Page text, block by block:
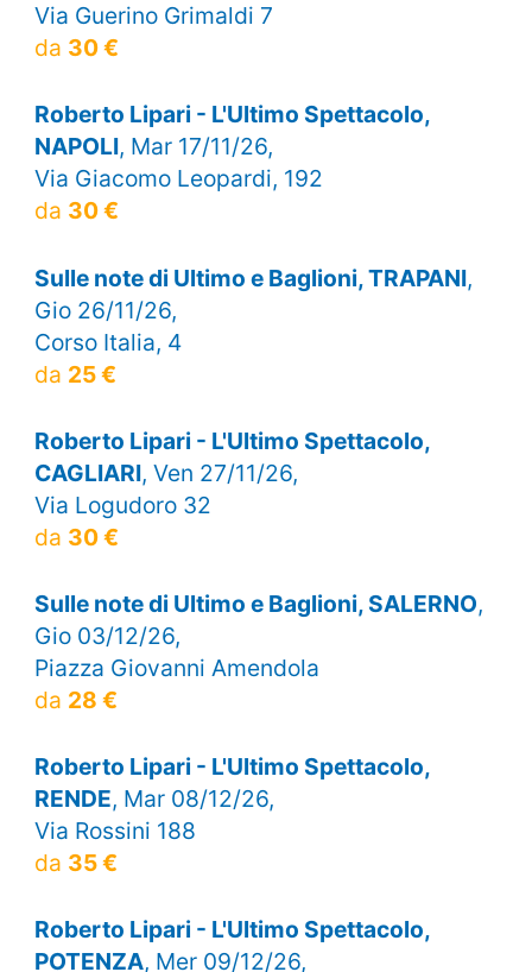
Via Guerino Grimaldi 7
da 30 €
Roberto Lipari - L'Ultimo Spettacolo,
NAPOLI, Mar 17/11/26,
Via Giacomo Leopardi, 192
da 30 €
Sulle note di Ultimo e Baglioni, TRAPANI,
Gio 26/11/26,
Corso Italia, 4
da 25 €
Roberto Lipari - L'Ultimo Spettacolo,
CAGLIARI, Ven 27/11/26,
Via Logudoro 32
da 30 €
Sulle note di Ultimo e Baglioni, SALERNO,
Gio 03/12/26,
Piazza Giovanni Amendola
da 28 €
Roberto Lipari - L'Ultimo Spettacolo,
RENDE, Mar 08/12/26,
Via Rossini 188
da 35 €
Roberto Lipari - L'Ultimo Spettacolo,
POTENZA, Mer 09/12/26,